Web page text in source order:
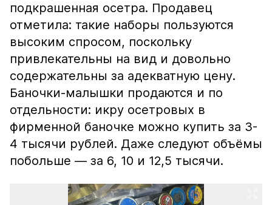
подкрашенная осетра. Продавец
отметила: такие наборы пользуются
высоким спросом, поскольку
привлекательны на вид и довольно
содержательны за адекватную цену.
Баночки-малышки продаются и по
отдельности: икру осетровых в
фирменной баночке можно купить за 3-
4 тысячи рублей. Даже следуют объёмы
побольше — за 6, 10 и 12,5 тысячи.